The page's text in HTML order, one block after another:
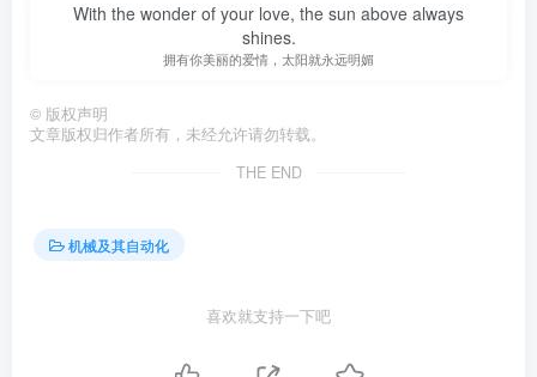
With the wonder of your love, the sun above always
shines.
拥有你美丽的爱情，太阳就永远明媚
© 版权声明
文章版权归作者所有，未经允许请勿转载。
THE END
机械及其自动化
喜欢就支持一下吧